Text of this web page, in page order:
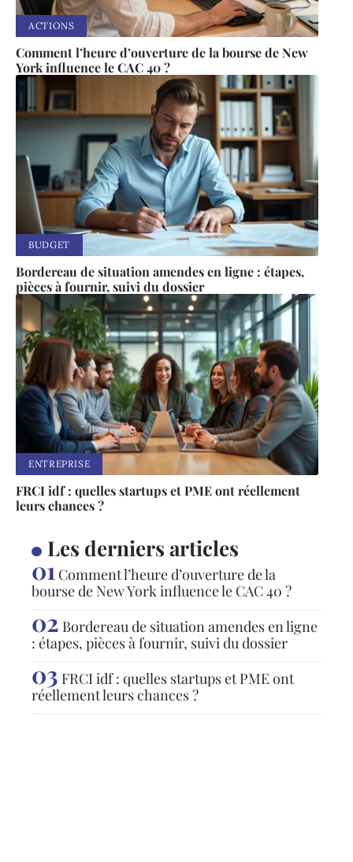
ACTIONS
Comment l’heure d’ouverture de la bourse de New
York influence le CAC 40 ?
BUDGET
Bordereau de situation amendes en ligne : étapes,
pièces à fournir, suivi du dossier
ENTREPRISE
FRCI idf : quelles startups et PME ont réellement
leurs chances ?
Les derniers articles
Comment l’heure d’ouverture de la
bourse de New York influence le CAC 40 ?
Bordereau de situation amendes en ligne
: étapes, pièces à fournir, suivi du dossier
FRCI idf : quelles startups et PME ont
réellement leurs chances ?